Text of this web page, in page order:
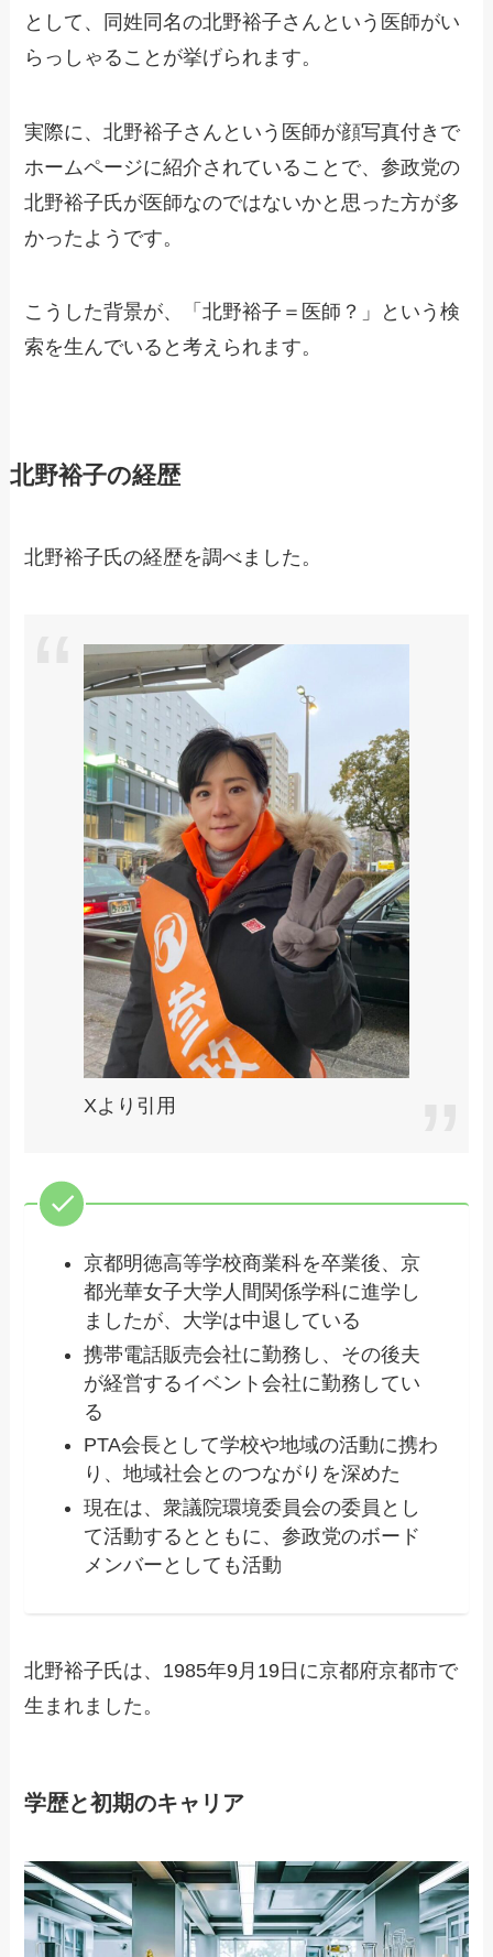
として、同姓同名の北野裕子さんという医師がい
らっしゃることが挙げられます。
実際に、北野裕子さんという医師が顔写真付きで
ホームページに紹介されていることで、参政党の
北野裕子氏が医師なのではないかと思った方が多
かったようです。
こうした背景が、「北野裕子＝医師？」という検
索を生んでいると考えられます。
北野裕子の経歴
北野裕子氏の経歴を調べました。
Xより引用
京都明徳高等学校商業科を卒業後、京
都光華女子大学人間関係学科に進学し
ましたが、大学は中退している
携帯電話販売会社に勤務し、その後夫
が経営するイベント会社に勤務してい
る
PTA会長として学校や地域の活動に携わ
り、地域社会とのつながりを深めた
現在は、衆議院環境委員会の委員とし
て活動するとともに、参政党のボード
メンバーとしても活動
北野裕子氏は、1985年9月19日に京都府京都市で
生まれました。
学歴と初期のキャリア